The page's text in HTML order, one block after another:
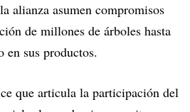
alianza asumen compromisos
de millones de árboles hasta
sus productos.
que articula la participación del